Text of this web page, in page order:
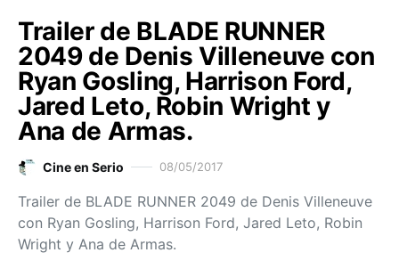
Trailer de BLADE RUNNER
2049 de Denis Villeneuve con
Ryan Gosling, Harrison Ford,
Jared Leto, Robin Wright y
Ana de Armas.
Cine en Serio 08/05/2017
Trailer de BLADE RUNNER 2049 de Denis Villeneuve
con Ryan Gosling, Harrison Ford, Jared Leto, Robin
Wright y Ana de Armas.